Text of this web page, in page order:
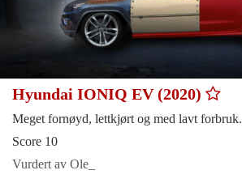
Hyundai IONIQ EV (2020)
Meget fornøyd, lettkjørt og med lavt forbruk.
Score 10
Vurdert av Ole_